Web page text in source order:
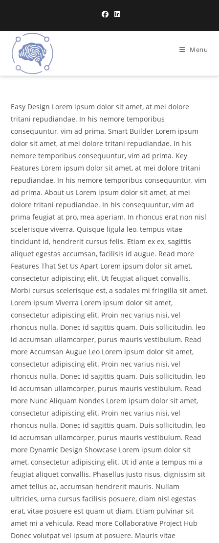
Menu
Easy Design Lorem ipsum dolor sit amet, at mei dolore
tritani repudiandae. In his nemore temporibus
consequuntur, vim ad prima. Smart Builder Lorem ipsum
dolor sit amet, at mei dolore tritani repudiandae. In his
nemore temporibus consequuntur, vim ad prima. Key
Features Lorem ipsum dolor sit amet, at mei dolore tritani
repudiandae. In his nemore temporibus consequuntur, vim
ad prima. About us Lorem ipsum dolor sit amet, at mei
dolore tritani repudiandae. In his consequuntur, vim ad
prima feugiat at pro, mea aperiam. In rhoncus erat non nisl
scelerisque viverra. Quisque ligula leo, tempus vitae
tincidunt id, hendrerit cursus felis. Etiam ex ex, sagittis
aliquet egestas accumsan, facilisis id augue. Read more
Features That Set Us Apart Lorem ipsum dolor sit amet,
consectetur adipiscing elit. Ut feugiat aliquet convallis.
Morbi cursus scelerisque est, a sodales mi fringilla sit amet.
Lorem Ipsum Viverra Lorem ipsum dolor sit amet,
consectetur adipiscing elit. Proin nec varius nisi, vel
rhoncus nulla. Donec id sagittis quam. Duis sollicitudin, leo
id accumsan ullamcorper, purus mauris vestibulum. Read
more Accumsan Augue Leo Lorem ipsum dolor sit amet,
consectetur adipiscing elit. Proin nec varius nisi, vel
rhoncus nulla. Donec id sagittis quam. Duis sollicitudin, leo
id accumsan ullamcorper, purus mauris vestibulum. Read
more Nunc Aliquam Nondes Lorem ipsum dolor sit amet,
consectetur adipiscing elit. Proin nec varius nisi, vel
rhoncus nulla. Donec id sagittis quam. Duis sollicitudin, leo
id accumsan ullamcorper, purus mauris vestibulum. Read
more Dynamic Design Showcase Lorem ipsum dolor sit
amet, consectetur adipiscing elit. Ut id ante a tempus mi a
feugiat aliquet convallis. Phasellus justo risus, dignissim sit
amet tellus ac, accumsan hendrerit mauris. Nullam
ultricies, urna cursus facilisis posuere, diam nisl egestas
erat, vitae posuere est quam ut diam. Etiam pulvinar sit
amet mi a vehicula. Read more Collaborative Project Hub
Donec volutpat vel ipsum at posuere. Mauris vitae